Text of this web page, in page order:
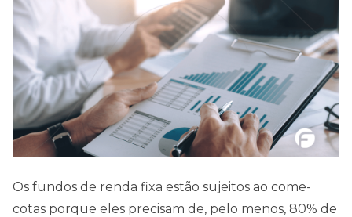
Os fundos de renda fixa estão sujeitos ao come-
cotas porque eles precisam de, pelo menos, 80% de